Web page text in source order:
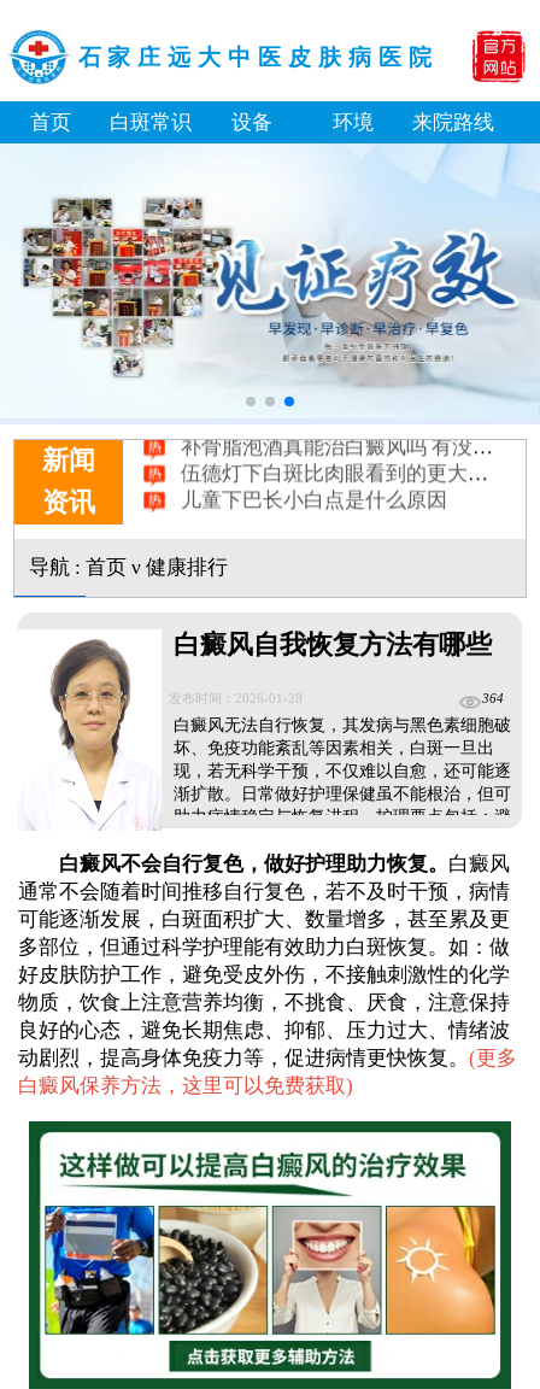
石家庄远大中医皮肤病医院
首页 白斑常识 设备 环境 来院路线
新闻
资讯
补骨脂泡酒真能治白癜风吗 有没有副作用
伍德灯下白斑比肉眼看到的更大正常吗
儿童下巴长小白点是什么原因
芦可替尼和他克莫司哪个治白癜风好
白斑摸着光滑边界清晰有可能是哪种皮肤病
白癜风长期用激素药膏会有副作用吗
脸上长了小白点是什么情况
白癜风用芦可替尼乳膏多久能恢复正常色
导航: 首页ν 健康排行
白癜风自我恢复方法有哪些
发布时间：2026-01-28 364
白癜风无法自行恢复，其发病与黑色素细胞破
坏、免疫功能紊乱等因素相关，白斑一旦出
现，若无科学干预，不仅难以自愈，还可能逐
渐扩散。日常做好护理保健虽不能根治，但可
助力病情稳定与恢复进程。护理要点包括：避
元素的食物，辅助黑色素合成，保持心态平
和，避免精神压力过大，规律作息，增强机体
免疫力。若想让白斑恢复健康，核心是积极开
展科学医治，需及时就医明确病情分型、分
期，结合自身情况采用药物、光疗、手术等科
学手段对症治疗。...
白癜风不会自行复色，做好护理助力恢复。 白癜风
通常不会随着时间推移自行复色，若不及时干预，病情
可能逐渐发展，白斑面积扩大、数量增多，甚至累及更
多部位，但通过科学护理能有效助力白斑恢复。如：做
好皮肤防护工作，避免受皮外伤，不接触刺激性的化学
物质，饮食上注意营养均衡，不挑食、厌食，注意保持
良好的心态，避免长期焦虑、抑郁、压力过大、情绪波
动剧烈，提高身体免疫力等，促进病情更快恢复。 (更多
白癜风保养方法，这里可以免费获取)